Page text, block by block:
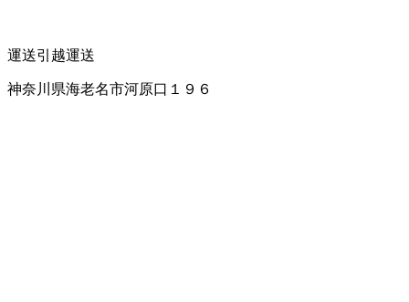
運送引越運送
神奈川県海老名市河原口１９６